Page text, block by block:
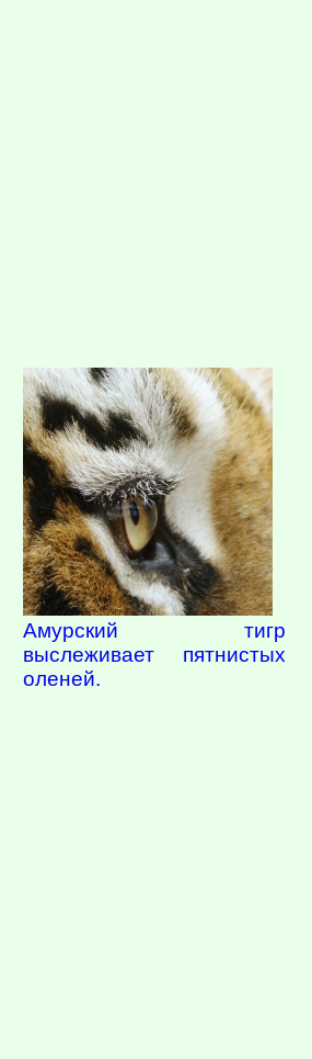
Амурский тигр
выслеживает пятнистых
оленей.